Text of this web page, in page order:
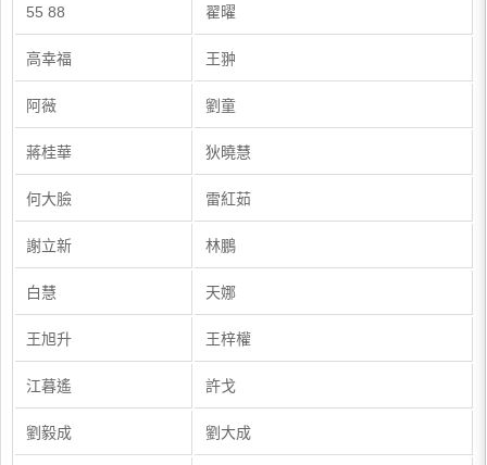
55 88 翟曜
高幸福 王翀
阿薇 劉童
蔣桂華 狄曉慧
何大臉 雷紅茹
謝立新 林鵬
白慧 天娜
王旭升 王梓權
江暮遙 許戈
劉毅成 劉大成